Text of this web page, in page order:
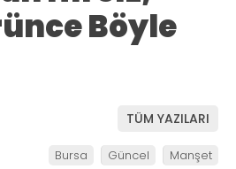
Böyle
TÜM YAZILARI
Bursa Güncel Manşet